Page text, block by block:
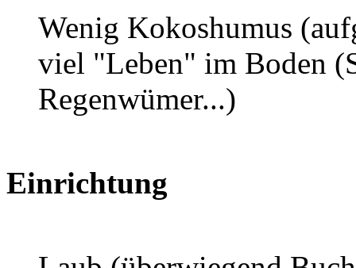
Wenig Kokoshumus
viel "Leben" im Boden
Regenwümer...)
Einrichtung